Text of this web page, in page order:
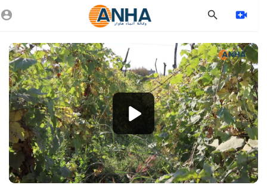
Video
Player
1080p
720p
480p
360p
240p